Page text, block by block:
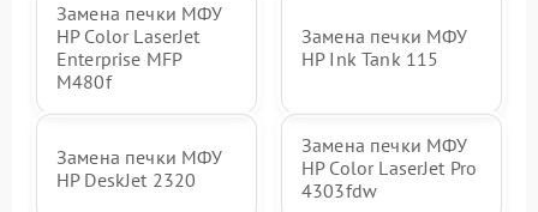
Замена печки МФУ
HP Color LaserJet
Enterprise MFP
M480f
Замена печки МФУ
HP Ink Tank 115
Замена печки МФУ
HP DeskJet 2320
Замена печки МФУ
HP Color LaserJet Pro
4303fdw